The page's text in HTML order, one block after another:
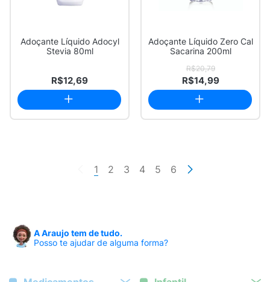
Adoçante Líquido Adocyl
Stevia 80ml
R$12,69
Adoçante Líquido Zero Cal
Sacarina 200ml
R$20,79
R$14,99
1 2 3 4 5 6
A Araujo tem de tudo.
Posso te ajudar de alguma forma?